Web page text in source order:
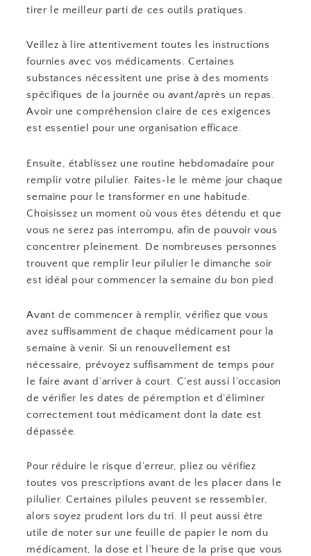
tirer le meilleur parti de ces outils pratiques.
Veillez à lire attentivement toutes les instructions
fournies avec vos médicaments. Certaines
substances nécessitent une prise à des moments
spécifiques de la journée ou avant/après un repas.
Avoir une compréhension claire de ces exigences
est essentiel pour une organisation efficace.
Ensuite, établissez une routine hebdomadaire pour
remplir votre pilulier. Faites-le le même jour chaque
semaine pour le transformer en une habitude.
Choisissez un moment où vous êtes détendu et que
vous ne serez pas interrompu, afin de pouvoir vous
concentrer pleinement. De nombreuses personnes
trouvent que remplir leur pilulier le dimanche soir
est idéal pour commencer la semaine du bon pied.
Avant de commencer à remplir, vérifiez que vous
avez suffisamment de chaque médicament pour la
semaine à venir. Si un renouvellement est
nécessaire, prévoyez suffisamment de temps pour
le faire avant d’arriver à court. C’est aussi l’occasion
de vérifier les dates de péremption et d’éliminer
correctement tout médicament dont la date est
dépassée.
Pour réduire le risque d’erreur, pliez ou vérifiez
toutes vos prescriptions avant de les placer dans le
pilulier. Certaines pilules peuvent se ressembler,
alors soyez prudent lors du tri. Il peut aussi être
utile de noter sur une feuille de papier le nom du
médicament, la dose et l’heure de la prise que vous